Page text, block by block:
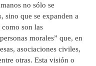
no sólo se
sino que se expanden a
son las
morales” que, en
asociaciones civiles,
otras. Esta visión o